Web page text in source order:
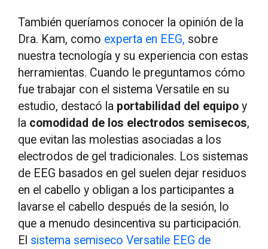
También queríamos conocer la opinión de la
Dra. Kam, como experta en EEG, sobre
nuestra tecnología y su experiencia con estas
herramientas. Cuando le preguntamos cómo
fue trabajar con el sistema Versatile en su
estudio, destacó la portabilidad del equipo y
la comodidad de los electrodos semisecos,
que evitan las molestias asociadas a los
electrodos de gel tradicionales. Los sistemas
de EEG basados en gel suelen dejar residuos
en el cabello y obligan a los participantes a
lavarse el cabello después de la sesión, lo
que a menudo desincentiva su participación.
El sistema semiseco Versatile EEG de